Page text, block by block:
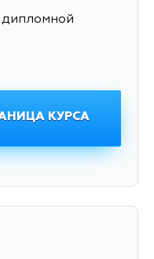
дипломной
КУРСА